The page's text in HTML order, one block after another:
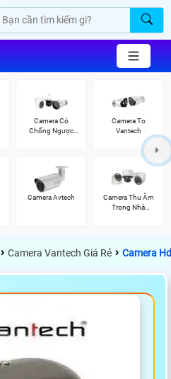
Camera Có
Chống Ngược
Camera To
Vantech
Camera Avtech
Camera Thu Âm
Trong Nhà
› Camera Vantech Giá Rẻ › Camera